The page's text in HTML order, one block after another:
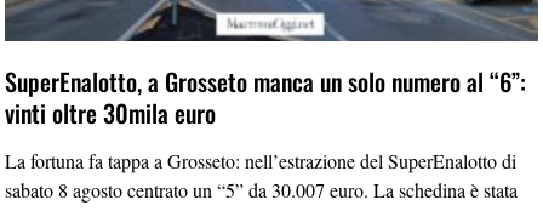
SuperEnalotto, a Grosseto manca un solo numero al “6”:
vinti oltre 30mila euro
La fortuna fa tappa a Grosseto: nell’estrazione del SuperEnalotto di
sabato 8 agosto centrato un “5” da 30.007 euro. La schedina è stata